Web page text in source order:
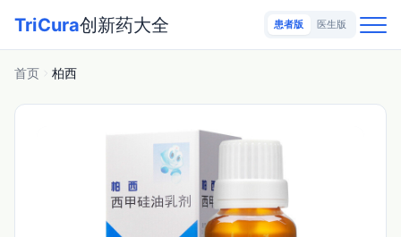
TriCura创新药大全 患者版 医生版
首页 柏西